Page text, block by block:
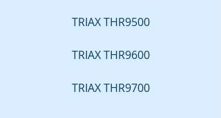
TRIAX THR9500
TRIAX THR9600
TRIAX THR9700